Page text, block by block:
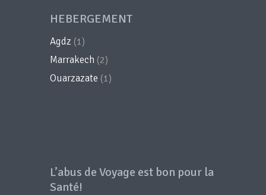
HEBERGEMENT
Agdz (1)
Marrakech (2)
Ouarzazate (1)
L’abus de Voyage est bon pour la
Santé!